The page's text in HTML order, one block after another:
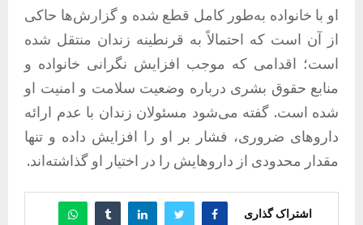
او با خانواده به‌طور کامل قطع شده و گزارش‌ها حاکی
از آن است که احتمالاً به قرنطینه زندان منتقل شده
است؛ اقدامی که موجب افزایش نگرانی خانواده و
منابع حقوق بشری درباره وضعیت سلامت و امنیت او
شده است. گفته می‌شود مسئولان زندان با عدم ارائه
داروهای ضروری، فشار بر او را افزایش داده و تنها
مقدار محدودی از داروهایش را در اختیار او گذاشته‌اند.
اشتراک گذاری